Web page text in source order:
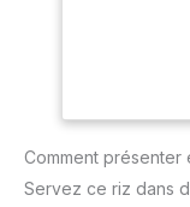
Comment présenter
Servez ce riz dans